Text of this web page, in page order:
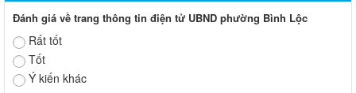
Đánh giá về trang thông tin điện tử UBND phường Bình Lộc
Rất tốt
Tốt
Ý kiến khác